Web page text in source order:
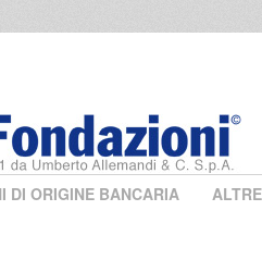
DI ORIGINE BANCARIA